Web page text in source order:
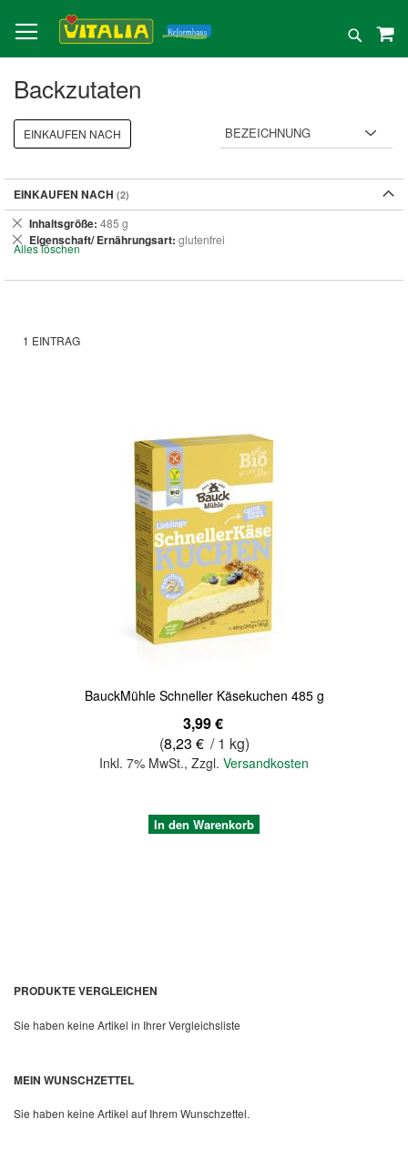
zum
Inhalt
Suche
Backzutaten
1 EINTRAG
BauckMühle Schneller Käsekuchen 485 g
3,99 €
(8,23 € / 1 kg)
Inkl. 7% MwSt., Zzgl. Versandkosten
Quickview
In den Warenkorb
EINKAUFEN NACH
EINKAUFEN NACH
Inhaltsgröße 485 g
Dies
entfernen
Eigenschaft/ Ernährungsart glutenfrei
Dies
entfernen
Alles löschen
PRODUKTE VERGLEICHEN
Sie haben keine Artikel in Ihrer Vergleichsliste
MEIN WUNSCHZETTEL
Sie haben keine Artikel auf Ihrem Wunschzettel.